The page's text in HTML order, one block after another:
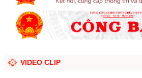
VIDEO CLIP